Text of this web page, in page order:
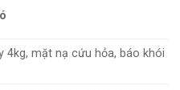
4kg, mặt nạ cứu hỏa, báo khói